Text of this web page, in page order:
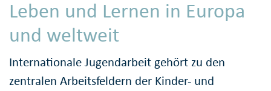
Leben und Lernen in Europa
und weltweit
Internationale Jugendarbeit gehört zu den
zentralen Arbeitsfeldern der Kinder- und